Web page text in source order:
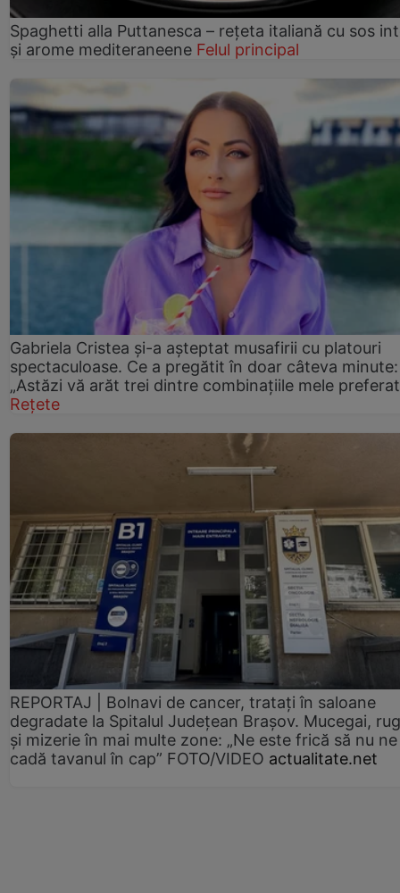
Spaghetti alla Puttanesca – rețeta italiană cu sos
și arome mediteraneene Felul principal
Gabriela Cristea și-a așteptat musafirii cu platouri
spectaculoase. Ce a pregătit în doar câteva minute:
„Astăzi vă arăt trei dintre combinațiile mele
Rețete
REPORTAJ | Bolnavi de cancer, tratați în saloane
degradate la Spitalul Județean Brașov. Mucegai,
și mizerie în mai multe zone: „Ne este frică să nu ne
cadă tavanul în cap” FOTO/VIDEO actualitate.net